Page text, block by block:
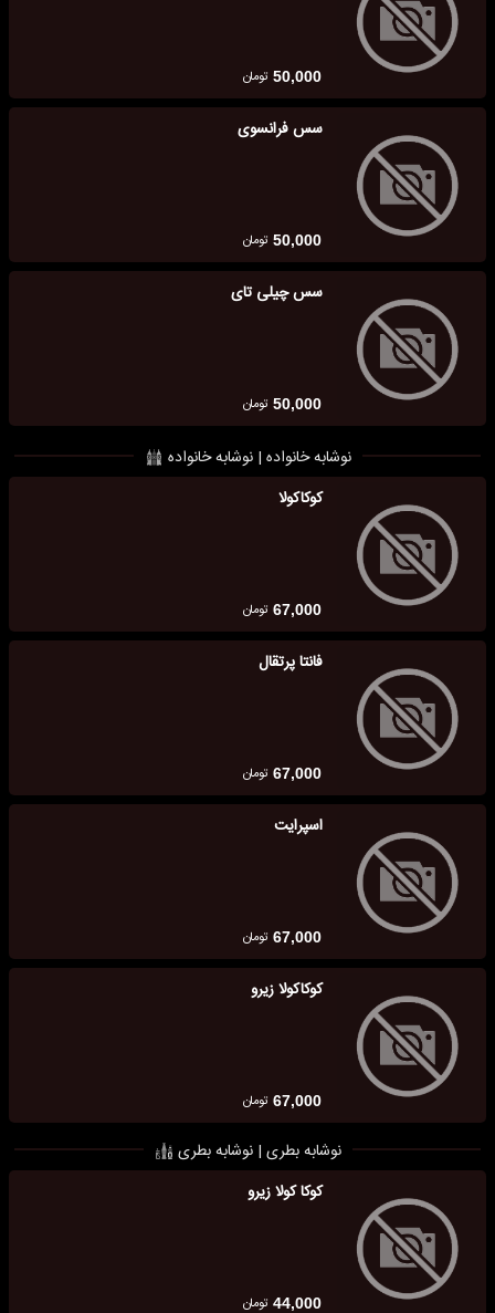
50,000 تومان
سس فرانسوی
50,000 تومان
سس چیلی تای
50,000 تومان
نوشابه خانواده | نوشابه خانواده
کوکاکولا
67,000 تومان
فانتا پرتقال
67,000 تومان
اسپرایت
67,000 تومان
کوکاکولا زیرو
67,000 تومان
نوشابه بطری | نوشابه بطری
کوکا کولا زیرو
44,000 تومان